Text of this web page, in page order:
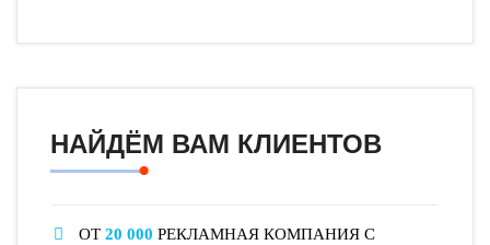
НАЙДЁМ ВАМ КЛИЕНТОВ
ОТ 20 000 РЕКЛАМНАЯ КОМПАНИЯ С